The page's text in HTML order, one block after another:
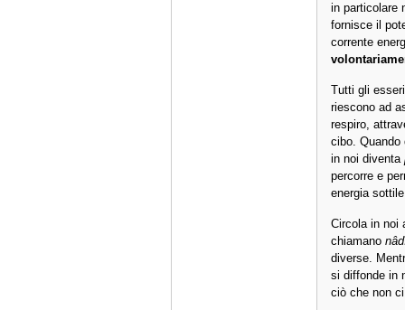
in particolare
fornisce il
corrente
Tutti gli
riescono ad
respiro,
cibo. Quando
in noi diventa
percorre e
energia
Circola in noi
chiamano
diverse.
si diffonde in
ciò che non